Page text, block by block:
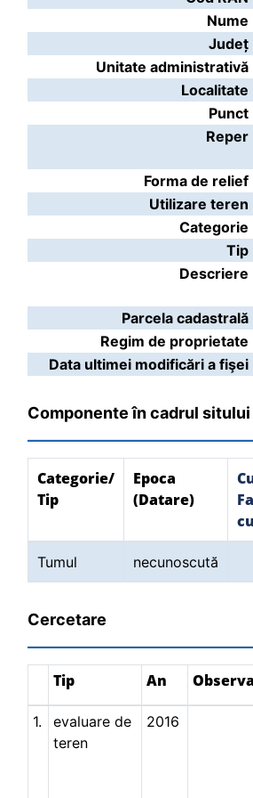
Nume
Județ
Unitate administrativă
Localitate
Punct
Reper
Forma de relief
Utilizare teren
Categorie
Tip
Descriere
Parcela cadastrală
Regim de proprietate
Data ultimei modificări a fişei
Componente în cadrul sitului
Categorie/
Tip
Epoca
(Datare)
Tumul necunoscută
Cercetare
Tip An
1.
evaluare de
teren
2016